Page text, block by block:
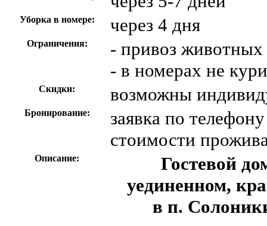
Уборка в номере: через 4 дня
Ограничения:
- привоз животных
- в номерах не
Скидки: возможны
Бронирование:
заявка по
стоимости
Описание:
Гостевой
уединенном,
в п.